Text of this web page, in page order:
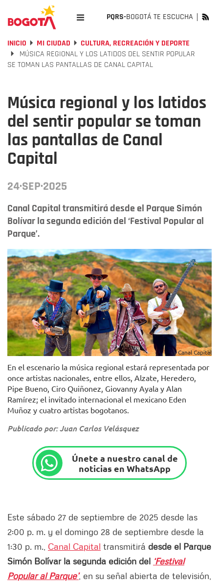
PQRS-BOGOTÁ TE ESCUCHA
INICIO MI CIUDAD
CULTURA, RECREACIÓN Y DEPORTE
MÚSICA REGIONAL Y LOS LATIDOS DEL SENTIR POPULAR
SE TOMAN LAS PANTALLAS DE CANAL CAPITAL
Música regional y los latidos
del sentir popular se toman
las pantallas de Canal
Capital
24·SEP·2025
Canal Capital transmitirá desde el Parque Simón
Bolívar la segunda edición del ‘Festival Popular al
Parque’.
Canal Capital
En el escenario la música regional estará representada por
once artistas nacionales, entre ellos, Alzate, Heredero,
Pipe Bueno, Ciro Quiñonez, Giovanny Ayala y Alan
Ramírez; el invitado internacional el mexicano Eden
Muñoz y cuatro artistas bogotanos.
Publicado por: Juan Carlos Velásquez
Únete a nuestro canal de
noticias en WhatsApp
Este sábado 27 de septiembre de 2025 desde las
2:00 p. m. y el domingo 28 de septiembre desde la
1:30 p. m., Canal Capital transmitirá desde el Parque
Simón Bolívar la segunda edición del ‘Festival
Popular al Parque’, en su señal abierta de televisión,